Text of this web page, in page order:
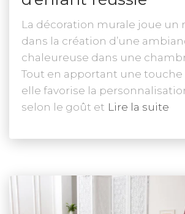
La décoration murale joue un
dans la création d’une
chaleureuse dans une
Tout en apportant une touche
elle favorise la
selon le goût et Lire la suite